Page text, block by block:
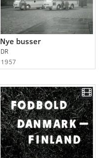
Nye busser
DR
1957